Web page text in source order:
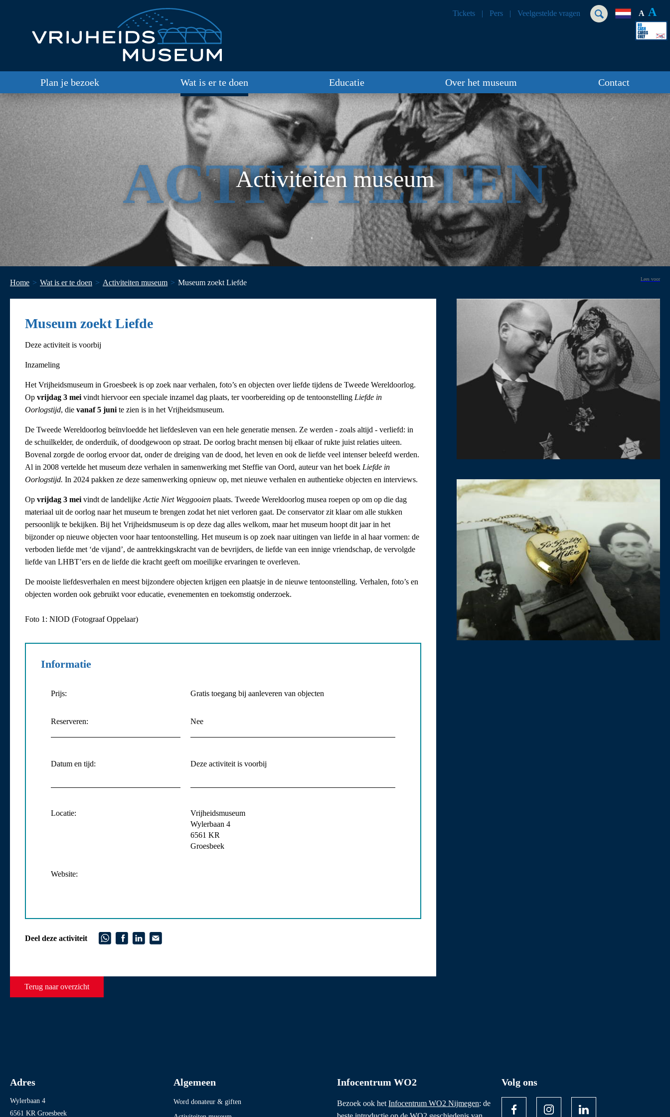
Tickets Pers Veelgestelde vragen A A
Plan je bezoek Wat is er te doen Educatie Over het museum Contact
Activiteiten museum
ACTIVITEITEN
Home Wat is er te doen Activiteiten museum Museum zoekt Liefde Lees voor
Museum zoekt Liefde
Deze activiteit is voorbij
Inzameling
Het Vrijheidsmuseum in Groesbeek is op zoek naar verhalen, foto’s en objecten over liefde tijdens de Tweede Wereldoorlog.
Op vrijdag 3 mei vindt hiervoor een speciale inzamel dag plaats, ter voorbereiding op de tentoonstelling Liefde in
Oorlogstijd, die vanaf 5 juni te zien is in het Vrijheidsmuseum.
De Tweede Wereldoorlog beïnvloedde het liefdesleven van een hele generatie mensen. Ze werden - zoals altijd - verliefd: in
de schuilkelder, de onderduik, of doodgewoon op straat. De oorlog bracht mensen bij elkaar of rukte juist relaties uiteen.
Bovenal zorgde de oorlog ervoor dat, onder de dreiging van de dood, het leven en ook de liefde veel intenser beleefd werden.
Al in 2008 vertelde het museum deze verhalen in samenwerking met Steffie van Oord, auteur van het boek Liefde in
Oorlogstijd. In 2024 pakken ze deze samenwerking opnieuw op, met nieuwe verhalen en authentieke objecten en interviews.
Op vrijdag 3 mei vindt de landelijke Actie Niet Weggooien plaats. Tweede Wereldoorlog musea roepen op om op die dag
materiaal uit de oorlog naar het museum te brengen zodat het niet verloren gaat. De conservator zit klaar om alle stukken
persoonlijk te bekijken. Bij het Vrijheidsmuseum is op deze dag alles welkom, maar het museum hoopt dit jaar in het
bijzonder op nieuwe objecten voor haar tentoonstelling. Het museum is op zoek naar uitingen van liefde in al haar vormen: de
verboden liefde met ‘de vijand’, de aantrekkingskracht van de bevrijders, de liefde van een innige vriendschap, de vervolgde
liefde van LHBT’ers en de liefde die kracht geeft om moeilijke ervaringen te overleven.
De mooiste liefdesverhalen en meest bijzondere objecten krijgen een plaatsje in de nieuwe tentoonstelling. Verhalen, foto’s en
objecten worden ook gebruikt voor educatie, evenementen en toekomstig onderzoek.
Foto 1: NIOD (Fotograaf Oppelaar)
Informatie
Prijs: Gratis toegang bij aanleveren van objecten
Reserveren: Nee
Datum en tijd: Deze activiteit is voorbij
Locatie:
Vrijheidsmuseum
Wylerbaan 4
6561 KR
Groesbeek
Website:
Deel deze activiteit
Terug naar overzicht
Adres
Wylerbaan 4
6561 KR Groesbeek
Algemeen
Word donateur & giften
Infocentrum WO2
Bezoek ook hetInfocentrum WO2 Nijmegen: de
Volg ons